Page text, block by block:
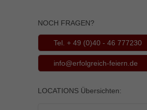
NOCH FRAGEN?
Tel. + 49 (0)40 - 46 777230
info@erfolgreich-feiern.de
LOCATIONS Übersichten: